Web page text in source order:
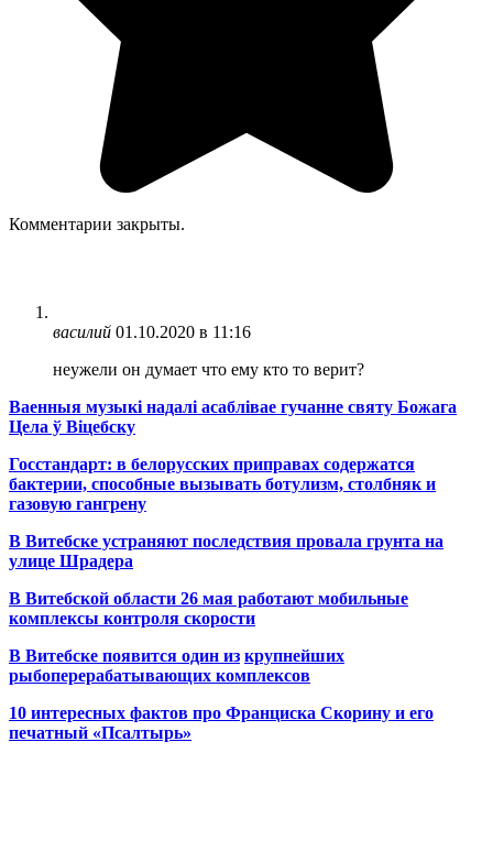
Комментарии закрыты.
василий 01.10.2020 в 11:16
неужели он думает что ему кто то верит?
Ваенныя музыкі надалі асаблівае гучанне святу Божага
Цела ў Віцебску
Госстандарт: в белорусских приправах содержатся
бактерии, способные вызывать ботулизм, столбняк и
газовую гангрену
В Витебске устраняют последствия провала грунта на
улице Шрадера
В Витебской области 26 мая работают мобильные
комплексы контроля скорости
В Витебске появится один из крупнейших
рыбоперерабатывающих комплексов
10 интересных фактов про Франциска Скорину и его
печатный «Псалтырь»